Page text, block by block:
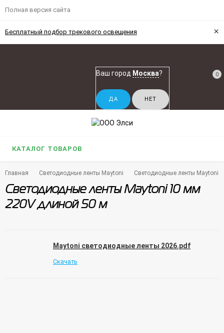
Полная версия сайта
Бесплатный подбор трекового освещения ×
Ваш город Москва? 0
КАТАЛОГ ТОВАРОВ
Главная Светодиодные ленты Maytoni Светодиодные ленты Maytoni
Светодиодные ленты Maytoni 10 мм
220V длиной 50 м
Maytoni светодиодные ленты 2026.pdf
Скачать